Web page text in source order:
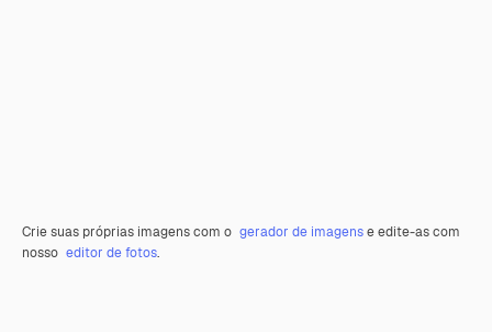
Crie suas próprias imagens com o gerador de imagense edite-as com
nosso editor de fotos.